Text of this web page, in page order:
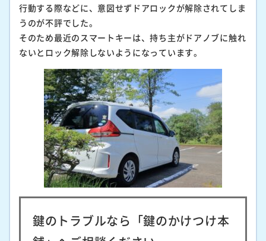
行動する際などに、意図せずドアロックが解除されてしま
うのが不評でした。
そのため最近のスマートキーは、持ち主がドアノブに触れ
ないとロック解除しないようになっています。
鍵のトラブルなら「鍵のかけつけ本